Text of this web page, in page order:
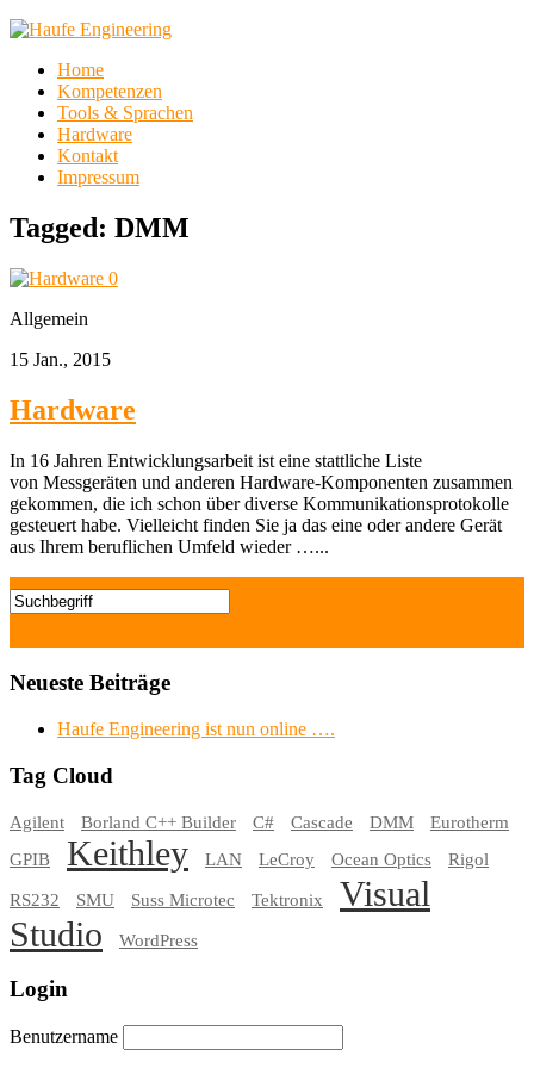
Home
Kompetenzen
Tools & Sprachen
Hardware
Kontakt
Impressum
Tagged: DMM
0
Allgemein
15 Jan., 2015
Hardware
In 16 Jahren Entwicklungsarbeit ist eine stattliche Liste
von Messgeräten und anderen Hardware-Komponenten zusammen
gekommen, die ich schon über diverse Kommunikationsprotokolle
gesteuert habe. Vielleicht finden Sie ja das eine oder andere Gerät
aus Ihrem beruflichen Umfeld wieder …...
Neueste Beiträge
Haufe Engineering ist nun online ….
Tag Cloud
Agilent Borland C++ Builder C# Cascade DMM
Eurotherm
GPIB
Keithley LAN LeCroy Ocean Optics Rigol
RS232 SMU Suss Microtec Tektronix
Visual
Studio
WordPress
Login
Benutzername